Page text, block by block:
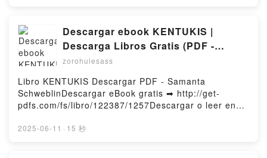
BIEN-AIMÉS Kindle, LES BIEN-AIMÉS Epub VK, LES
BIEN-AIMÉS Descargar gratisPowered by Firstory
Hosting
Descargar ebook KENTUKIS |
Descarga Libros Gratis (PDF -
EPUB)
zorohulesass
Libro KENTUKIS Descargar PDF - Samanta
SchweblinDescargar eBook gratis ➡ http://get-
pdfs.com/fs/libro/122387/1257Descargar o leer en
Samanta Schweblin.KENTUKIS Samanta Schweblin
2025-06-11 · 15 秒